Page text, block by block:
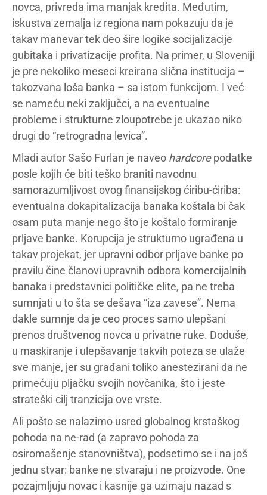
novca, privreda ima manjak kredita. Međutim,
iskustva zemalja iz regiona nam pokazuju da je
takav manevar tek deo šire logike socijalizacije
gubitaka i privatizacije profita. Na primer, u Sloveniji
je pre nekoliko meseci kreirana slična institucija –
takozvana loša banka – sa istom funkcijom. I već
se nameću neki zaključci, a na eventualne
probleme i strukturne zloupotrebe je ukazao niko
drugi do “retrogradna levica”.
Mladi autor Sašo Furlan je naveo hardcorepodatke
posle kojih će biti teško braniti navodnu
samorazumljivost ovog finansijskog ćiribu-ćiriba:
eventualna dokapitalizacija banaka koštala bi čak
osam puta manje nego što je koštalo formiranje
prljave banke. Korupcija je strukturno ugrađena u
takav projekat, jer upravni odbor prljave banke po
pravilu čine članovi upravnih odbora komercijalnih
banaka i predstavnici političke elite, pa ne treba
sumnjati u to šta se dešava “iza zavese”. Nema
dakle sumnje da je ceo proces samo ulepšani
prenos društvenog novca u privatne ruke. Doduše,
u maskiranje i ulepšavanje takvih poteza se ulaže
sve manje, jer su građani toliko anestezirani da ne
primećuju pljačku svojih novčanika, što i jeste
strateški cilj tranzicija ove vrste.
Ali pošto se nalazimo usred globalnog krstaškog
pohoda na ne-rad (a zapravo pohoda za
osiromašenje stanovništva), podsetimo se i na još
jednu stvar: banke ne stvaraju i ne proizvode. One
pozajmljuju novac i kasnije ga uzimaju nazad s